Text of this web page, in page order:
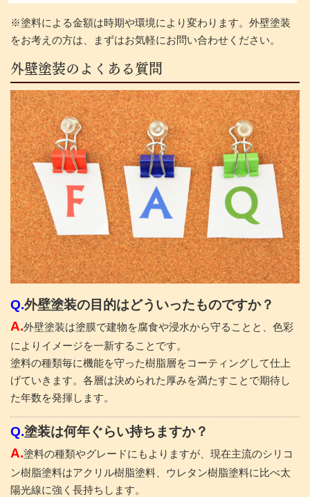
※塗料による金額は時期や環境により変わります。外壁塗装
をお考えの方は、まずはお気軽にお問い合わせください。
外壁塗装のよくある質問
Q.外壁塗装の目的はどういったものですか？
A.外壁塗装は塗膜で建物を腐食や浸水から守ることと、色彩
によりイメージを一新することです。
塗料の種類毎に機能を守った樹脂層をコーティングして仕上
げていきます。各層は決められた厚みを満たすことで期待し
た年数を発揮します。
Q.塗装は何年ぐらい持ちますか？
A.塗料の種類やグレードにもよりますが、現在主流のシリコ
ン樹脂塗料はアクリル樹脂塗料、ウレタン樹脂塗料に比べ太
陽光線に強く長持ちします。